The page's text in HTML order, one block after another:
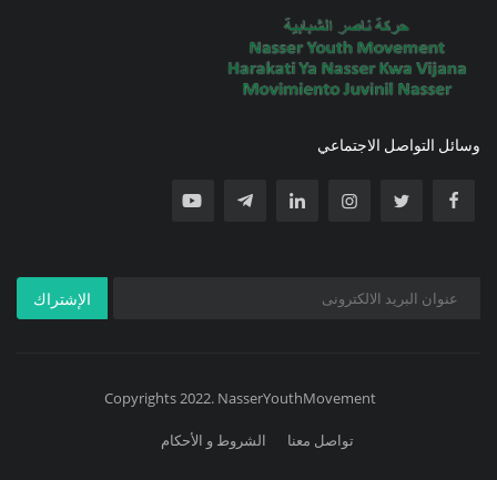
وسائل التواصل الاجتماعي
الإشتراك
Copyrights 2022. NasserYouthMovement
تواصل معنا الشروط و الأحكام